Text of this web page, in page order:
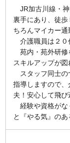
JR加古川線・神
裏手にあり、徒
ちろんマイカー通
介護職員は２０
苑内・苑外研修
スキルアップが図
スタッフ同士の
指導しますので
夫！安心して飛び
経験や資格がな
と『やる気』のあ